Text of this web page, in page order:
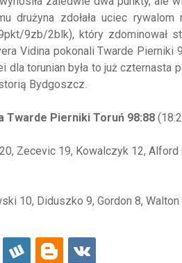
drużyna zdołała uciec
9zb/2blk), który zdominował
Vidina pokonali Twarde Pierniki
dla torunian była to już czternasta
Bydgoszcz.
Twarde Pierniki Toruń 98:88
Zecevic 19, Kowalczyk 12,
10, Diduszko 9, Gordon 8, Walton